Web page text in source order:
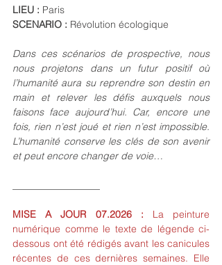
LIEU : Paris
SCENARIO : Révolution écologique
Dans ces scénarios de prospective, nous
nous projetons dans un futur positif où
l’humanité aura su reprendre son destin en
main et relever les défis auxquels nous
faisons face aujourd’hui. Car, encore une
fois, rien n’est joué et rien n’est impossible.
L’humanité conserve les clés de son avenir
et peut encore changer de voie…
MISE A JOUR 07.2026 : La peinture
numérique comme le texte de légende ci-
dessous ont été rédigés avant les canicules
récentes de ces dernières semaines. Elle